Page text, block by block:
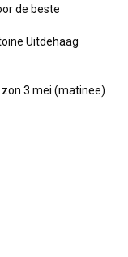
de beste
Uitdehaag
3 mei (matinee)